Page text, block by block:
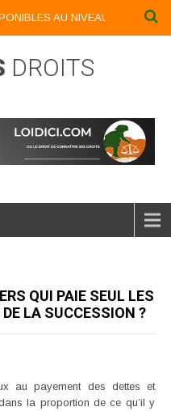
AU NIVEAU DU MENU
DROITS
QUI PAIE SEUL LES
LA SUCCESSION ?
au payement des dettes et
la proportion de ce qu’il y